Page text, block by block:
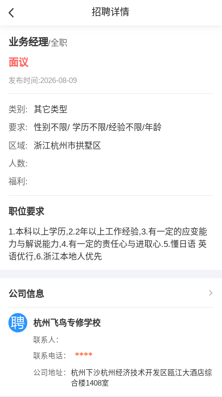
招聘详情
业务经理/全职
面议
发布时间:2026-08-09
类别:
其它类型
要求:
性别不限/ 学历不限/经验不限/年龄
区域:
浙江杭州市拱墅区
人数:
福利:
职位要求
1.本科以上学历,2.2年以上工作经验,3.有一定的应变能
力与解说能力,4.有一定的责任心与进取心.5.懂日语 英
语优行,6.浙江本地人优先
公司信息
杭州飞鸟专修学校
联系人：
联系电话： ****
公司地址：
杭州下沙杭州经济技术开发区瓯江大酒店综
合楼1408室